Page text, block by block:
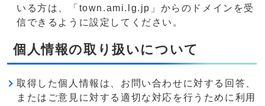
いる方は、「town.ami.lg.jp」からのドメインを受
信できるように設定してください。
個人情報の取り扱いについて
取得した個人情報は、お問い合わせに対する回答、
またはご意見に対する適切な対応を行うために利用